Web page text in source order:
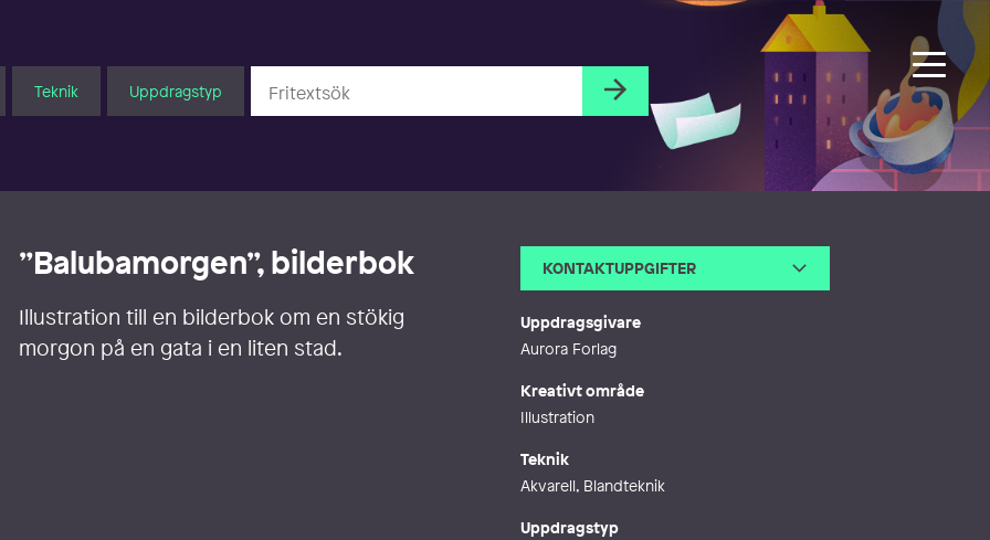
Teknik Uppdragstyp
”Balubamorgen”, bilderbok
Illustration till en bilderbok om en stökig
morgon på en gata i en liten stad.
KONTAKTUPPGIFTER
Webb http://kanderadekort.nu
Uppdragsgivare
Aurora Forlag
Kreativt område
Illustration
Teknik
Akvarell, Blandteknik
Uppdragstyp